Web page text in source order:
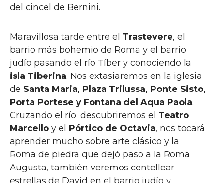
del cincel de Bernini.
Maravillosa tarde entre el Trastevere, el
barrio más bohemio de Roma y el barrio
judío pasando el río Tíber y conociendo la
isla Tiberina. Nos extasiaremos en la iglesia
de Santa Maria, Plaza Trilussa, Ponte Sisto,
Porta Portese y Fontana del Aqua Paola.
Cruzando el río, descubriremos el Teatro
Marcello y el Pórtico de Octavia, nos tocará
aprender mucho sobre arte clásico y la
Roma de piedra que dejó paso a la Roma
Augusta, también veremos centellear
estrellas de David en el barrio judío y